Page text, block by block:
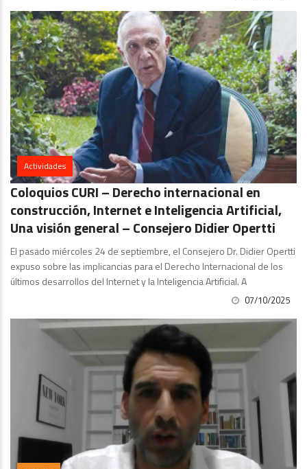
Actividades
Coloquios CURI – Derecho internacional en
construcción, Internet e Inteligencia Artificial,
Una visión general – Consejero Didier Opertti
El pasado miércoles 24 de septiembre, el Consejero Dr. Didier Opertti
expuso sobre las implicancias para el Derecho Internacional de los
últimos desarrollos del Internet y la Inteligencia Artificial. A
07/10/2025